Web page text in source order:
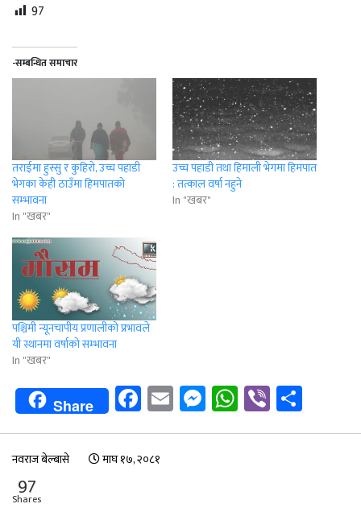
97
-सम्बन्धित समाचार
तराईमा हुस्सु र कुहिरो, उच्च पहाडी
भेगका केही ठाउँमा हिमपातको
सम्भावना
In "खबर"
उच्च पहाडी तथा हिमाली भेगमा हिमपात
: तत्काल वर्षा नहुने
In "खबर"
पश्चिमी न्यूनचापीय प्रणालीको प्रभावले
यी स्थानमा वर्षाको सम्भावना
In "खबर"
Share Facebook
EmailMessenger
WhatsApp
Viber
नवराज बेल्बासे माघ १७, २०८१
97
Shares